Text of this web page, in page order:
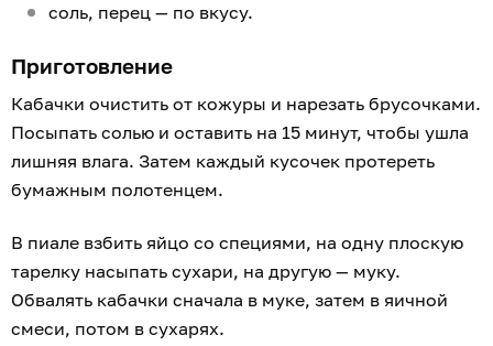
соль, перец — по вкусу.
Приготовление
Кабачки очистить от кожуры и нарезать брусочками.
Посыпать солью и оставить на 15 минут, чтобы ушла
лишняя влага. Затем каждый кусочек протереть
бумажным полотенцем.
В пиале взбить яйцо со специями, на одну плоскую
тарелку насыпать сухари, на другую — муку.
Обвалять кабачки сначала в муке, затем в яичной
смеси, потом в сухарях.